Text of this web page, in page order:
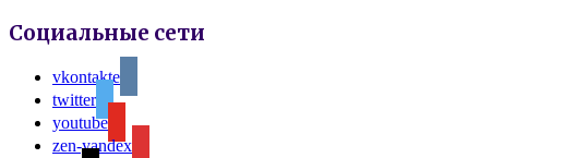
Социальные сети
vkontakte
twitter
youtube
zen-yandex